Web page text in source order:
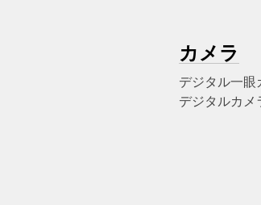
カメラ
デジタル一眼
デジタルカメ